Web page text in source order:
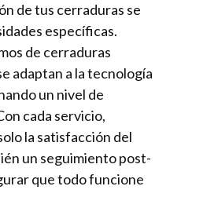
de tus cerraduras se
específicas.
de cerraduras
adaptan a la tecnología
un nivel de
cada servicio,
la satisfacción del
un seguimiento post-
que todo funcione